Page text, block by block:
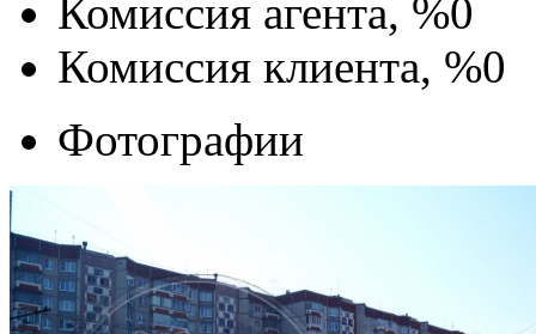
Комиссия агента, %0
Комиссия клиента, %0
Фотографии